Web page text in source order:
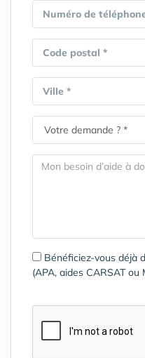
Numéro de
Code postal *
Ville *
Bénéficiez-vous déjà
(APA, aides CARSAT ou